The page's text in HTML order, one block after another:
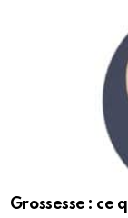
Grossesse : ce